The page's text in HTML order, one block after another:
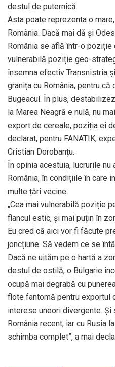
destul de puternică.
Asta poate reprezenta o
România. Dacă mai dă și
România se află într-o
vulnerabilă poziție geo-
însemna efectiv Transnistria
granița cu România, pentru
Bugeacul. În plus,
la Marea Neagră e nulă, nu
export de cereale, poziția ei
declarat, pentru FANATIK,
Cristian Dorobanțu.
În opinia acestuia, lucrurile
România, în condițiile în care
multe țări vecine.
„Cea mai vulnerabilă poziție
flancul estic, și mai puțin în
Eu cred că aici vor fi făcute
joncțiune. Să vedem ce se
Dacă ne uităm pe o hartă a
destul de ostilă, o Bulgarie
ocupă mai degrabă cu
flote fantomă pentru exportul
interese uneori divergente.
România recent, iar cu Rusia
schimba complet”, a mai